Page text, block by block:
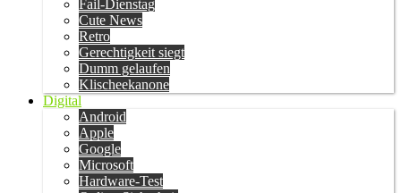
Fail-Dienstag
Cute News
Retro
Gerechtigkeit siegt
Dumm gelaufen
Klischeekanone
Digital
Android
Apple
Google
Microsoft
Hardware-Test